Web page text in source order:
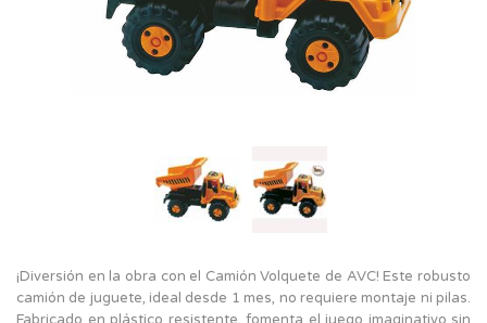
¡Diversión en la obra con el Camión Volquete de AVC! Este robusto
camión de juguete, ideal desde 1 mes, no requiere montaje ni pilas.
Fabricado en plástico resistente, fomenta el juego imaginativo sin